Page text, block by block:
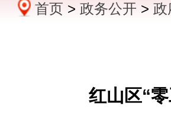
办事服务 政民互
首页 > 政务公开 > 政
红山区“